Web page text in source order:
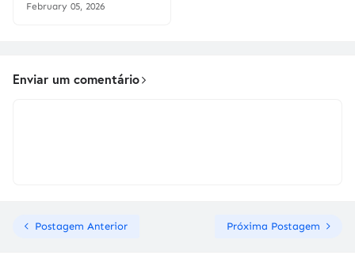
February 05, 2026
Enviar um comentário
Postagem Anterior Próxima Postagem